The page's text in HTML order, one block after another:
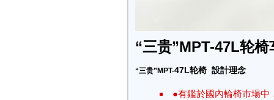
“三贵”MPT-47L轮椅
“三贵”MPT-47L轮椅 設計理念
●有鑑於國內輪椅市場中